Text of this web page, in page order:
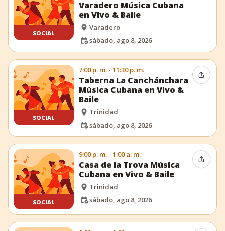
SOCIAL
Varadero Música Cubana
en Vivo & Baile
Varadero
sábado, ago 8, 2026
SOCIAL
7:00 p. m. - 11:30 p. m.
Taberna La Canchánchara
Música Cubana en Vivo &
Baile
Trinidad
sábado, ago 8, 2026
SOCIAL
9:00 p. m. - 1:00 a. m.
Casa de la Trova Música
Cubana en Vivo & Baile
Trinidad
sábado, ago 8, 2026